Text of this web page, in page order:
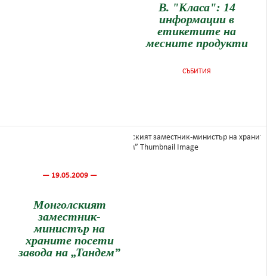
В. "Класа": 14
информации в
етикетите на
месните продукти
СЪБИТИЯ
— 19.05.2009 —
Монголският
заместник-
министър на
храните посети
завода на „Тандем”